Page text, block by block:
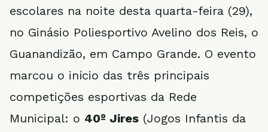
escolares na noite desta quarta-feira (29),
no Ginásio Poliesportivo Avelino dos Reis, o
Guanandizão, em Campo Grande. O evento
marcou o início das três principais
competições esportivas da Rede
Municipal: o 40º Jires (Jogos Infantis da